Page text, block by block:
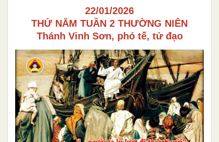
22/01/2026
THỨ NĂM TUẦN 2 THƯỜNG NIÊN
Thánh Vinh Sơn, phótế, tử đạo